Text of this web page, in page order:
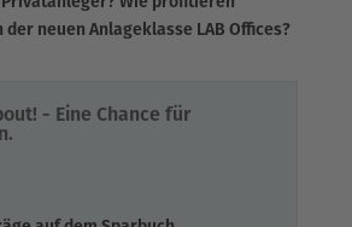
der neuen Anlageklasse LAB Offices?
- Eine Chance für